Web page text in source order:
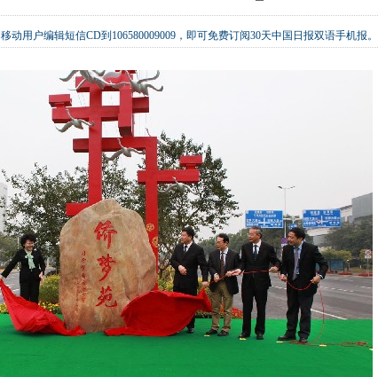
移动用户编辑短信CD到106580009009，即可免费订阅30天中国日报双语手机报。